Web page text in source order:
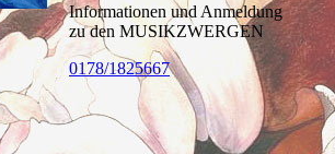
Informationen und Anmeldung
zu den MUSIKZWERGEN
0178/1825667